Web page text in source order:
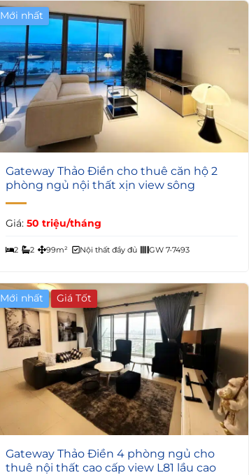
Mới nhất
4
Gateway Thảo Điền cho thuê căn hộ 2
phòng ngủ nội thất xịn view sông
Giá:50 triệu/tháng
2 2 99m² Nội thất đầy đủ GW 7-7493
Mới nhất Giá Tốt
7
Gateway Thảo Điền 4 phòng ngủ cho
thuê nội thất cao cấp view L81 lầu cao